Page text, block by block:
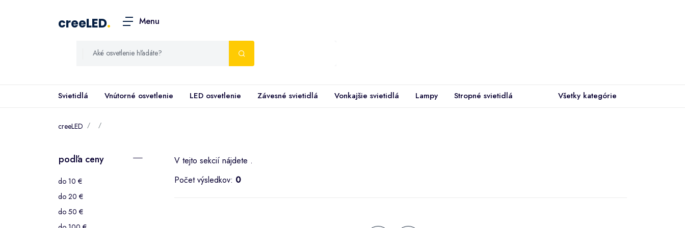
creeLED. Menu
Svietidlá Vnútorné osvetlenie LED osvetlenie Závesné svietidlá Vonkajšie svietidlá Lampy Stropné svietidlá Všetky kategórie
creeLED
podľa ceny
do 10 €
do 20 €
do 50 €
V tejto sekcií nájdete .
Počet výsledkov: 0